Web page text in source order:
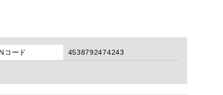
コード 4538792474243